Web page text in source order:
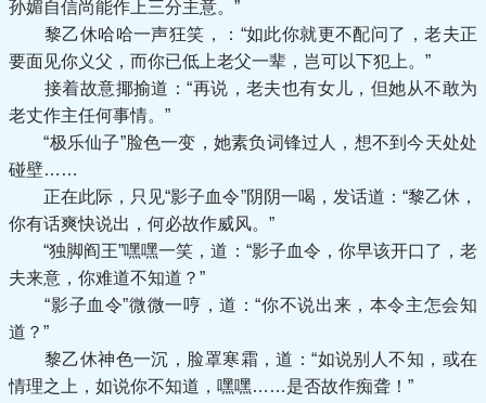
孙媚自信尚能作上三分主意。”
黎乙休哈哈一声狂笑，：“如此你就更不配问了，老夫正
要面见你义父，而你已低上老父一辈，岂可以下犯上。”
接着故意揶揄道：“再说，老夫也有女儿，但她从不敢为
老丈作主任何事情。”
“极乐仙子”脸色一变，她素负词锋过人，想不到今天处处
碰壁……
正在此际，只见“影子血令”阴阴一喝，发话道：“黎乙休，
你有话爽快说出，何必故作威风。”
“独脚阎王”嘿嘿一笑，道：“影子血令，你早该开口了，老
夫来意，你难道不知道？”
“影子血令”微微一哼，道：“你不说出来，本令主怎会知
道？”
黎乙休神色一沉，脸罩寒霜，道：“如说别人不知，或在
情理之上，如说你不知道，嘿嘿……是否故作痴聋！”